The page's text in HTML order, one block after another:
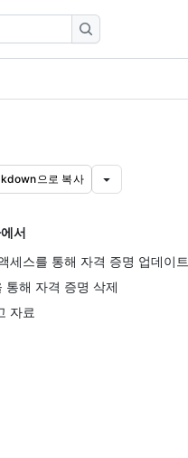
으로 복사
서
세스를 통해 자격 증명 업데이트
통해 자격 증명 삭제
자료